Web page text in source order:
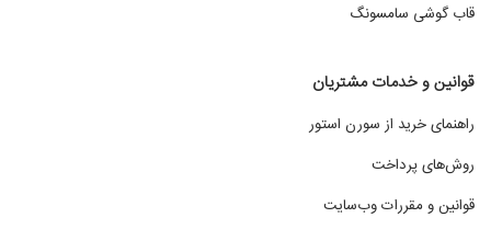
قاب گوشی سامسونگ
قوانین و خدمات مشتریان
راهنمای خرید از سورن استور
روش‌های پرداخت
قوانین و مقررات وب‌سایت